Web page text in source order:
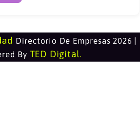
Directorio De Empresas 2026 |
By TED Digital.